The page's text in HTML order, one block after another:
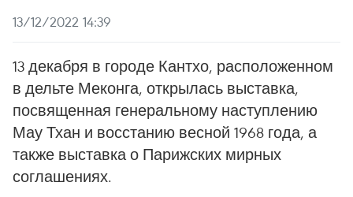
13/12/2022 14:39
13 декабря в городе Кантхо, расположенном
в дельте Меконга, открылась выставка,
посвященная генеральному наступлению
Мау Тхан и восстанию весной 1968 года, а
также выставка о Парижских мирных
соглашениях.